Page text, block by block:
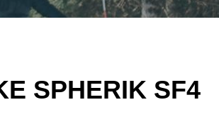
SPHERIK SF4